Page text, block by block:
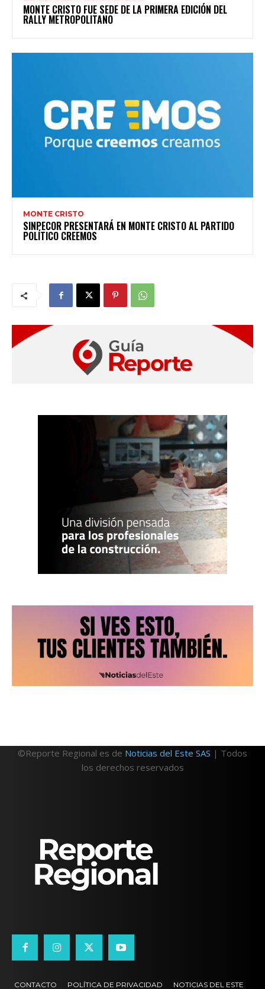
MONTE CRISTO FUE SEDE DE LA PRIMERA EDICIÓN DEL
RALLY METROPOLITANO
MONTE CRISTO
SINPECOR PRESENTARÁ EN MONTE CRISTO AL PARTIDO
POLÍTICO CREEMOS
©Reporte Regional es de Noticias del Este SAS | Todos
los derechos reservados
CONTACTO POLÍTICA DE PRIVACIDAD NOTICIAS DEL ESTE